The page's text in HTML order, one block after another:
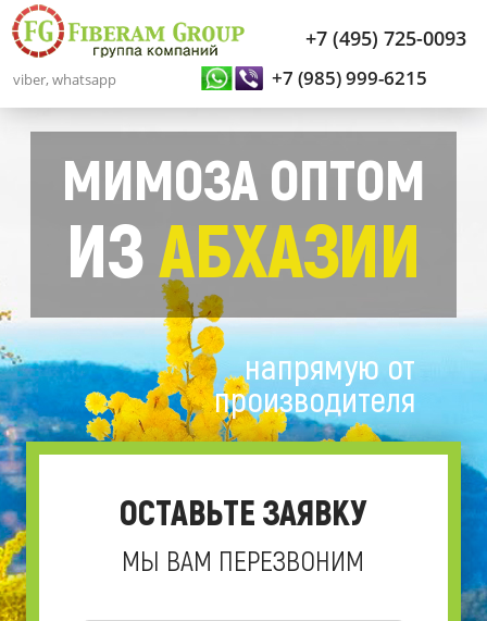
+7 (495) 725-0093
+7 (985) 999-6215
viber, whatsapp
ОСТАВЬТЕ ЗАЯВКУ
МЫ ВАМ ПЕРЕЗВОНИМ
напрямую от
производителя
МИМОЗА ОПТОМ
ИЗАБХАЗИИ